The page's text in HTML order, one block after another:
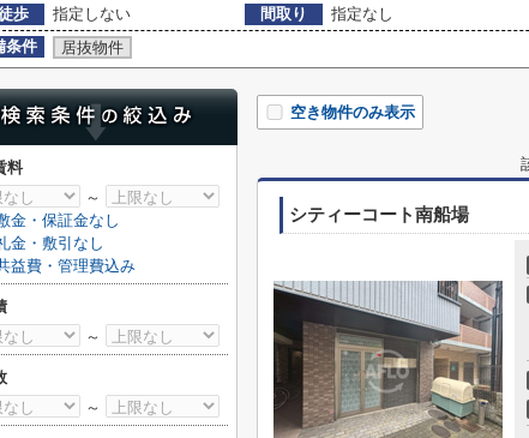
歩
指定しない 間取り
指定なし
条件
居抜物件
空き物件のみ表示
シティーコート南船場
料
～
金・保証金なし
金・敷引なし
益費・管理費込み
～
～